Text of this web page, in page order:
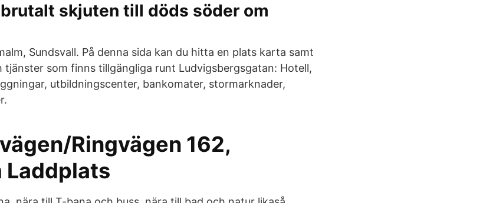
skjuten till döds söder om
Sundsvall. På denna sida kan du hitta en plats karta samt
tjänster som finns tillgängliga runt Ludvigsbergsgatan: Hotell,
utbildningscenter, bankomater, stormarknader,
Ringvägen 162,
Laddplats